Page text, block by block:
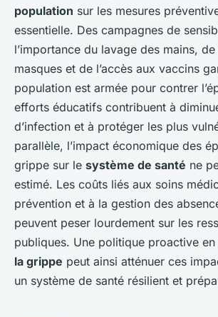
population sur les mesures
essentielle. Des campagnes de
l’importance du lavage des mains, de
masques et de l’accès aux vaccins
population est armée pour contrer
efforts éducatifs contribuent à
d’infection et à protéger les plus
parallèle, l’impact économique des
grippe sur le système de santé ne
estimé. Les coûts liés aux soins
prévention et à la gestion des
peuvent peser lourdement sur les
publiques. Une politique proactive en
la grippe peut ainsi atténuer ces
un système de santé résilient et